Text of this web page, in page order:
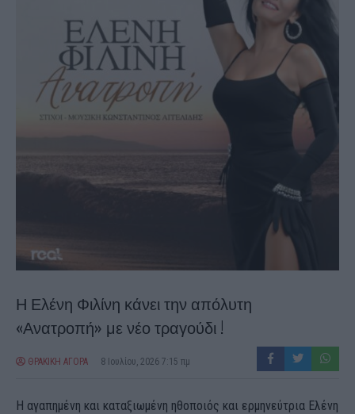
Η Ελένη Φιλίνη κάνει την απόλυτη
«Ανατροπή» με νέο τραγούδι !
ΘΡΑΚΙΚΗ ΑΓΟΡΑ 8 Ιουλίου, 2026 7:15 πμ
Η αγαπημένη και καταξιωμένη ηθοποιός και ερμηνεύτρια Ελένη